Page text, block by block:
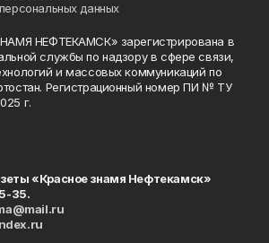
данных
НЕФТЕКАМСК» зарегистрирована в
службы по надзору в сфере связи,
и массовых коммуникаций по
Регистрационный номер ПИ № ТУ
г.
«Красное знамя Нефтекамск»
35.